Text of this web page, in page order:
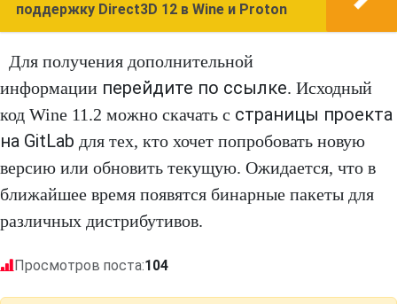
поддержку Direct3D 12 в Wine и Proton
Для получения дополнительной
информации перейдите по ссылке. Исходный
код Wine 11.2 можно скачать с страницы проекта
на GitLab для тех, кто хочет попробовать новую
версию или обновить текущую. Ожидается, что в
ближайшее время появятся бинарные пакеты для
различных дистрибутивов.
Просмотров поста:104